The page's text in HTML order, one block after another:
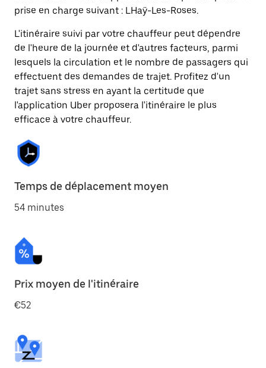
prise en charge suivant : LHaÿ-Les-Roses.
L'itinéraire suivi par votre chauffeur peut dépendre
de l'heure de la journée et d'autres facteurs, parmi
lesquels la circulation et le nombre de passagers qui
effectuent des demandes de trajet. Profitez d'un
trajet sans stress en ayant la certitude que
l'application Uber proposera l'itinéraire le plus
efficace à votre chauffeur.
Temps de déplacement moyen
54 minutes
Prix moyen de l'itinéraire
€52